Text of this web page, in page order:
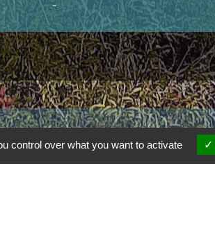
Liens
control over what you want to activate